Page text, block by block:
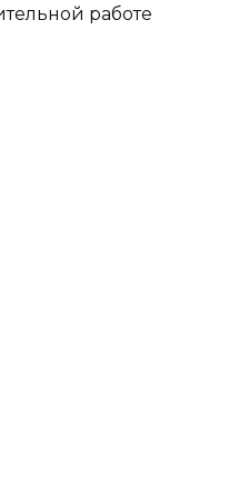
работе